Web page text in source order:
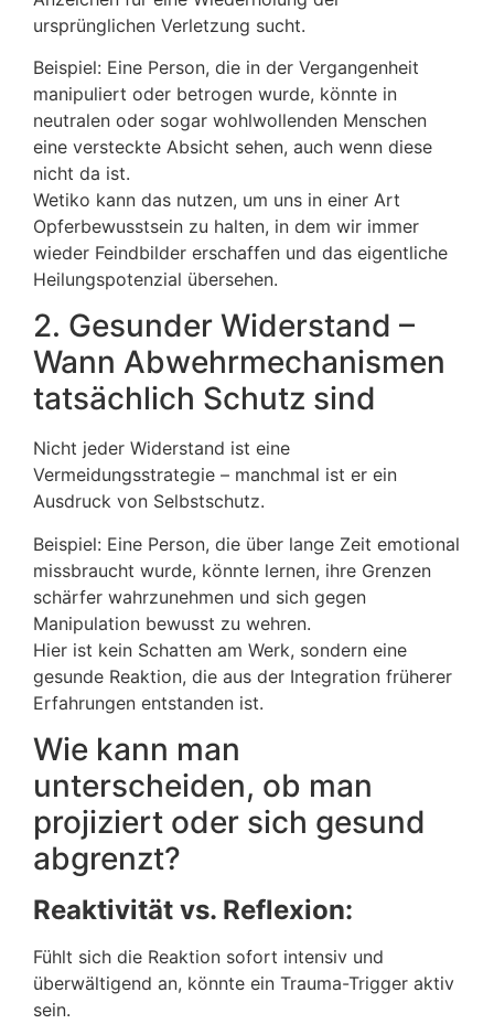
ursprünglichen Verletzung sucht.
Beispiel: Eine Person, die in der Vergangenheit
manipuliert oder betrogen wurde, könnte in
neutralen oder sogar wohlwollenden Menschen
eine versteckte Absicht sehen, auch wenn diese
nicht da ist.
Wetiko kann das nutzen, um uns in einer Art
Opferbewusstsein zu halten, in dem wir immer
wieder Feindbilder erschaffen und das eigentliche
Heilungspotenzial übersehen.
2. Gesunder Widerstand –
Wann Abwehrmechanismen
tatsächlich Schutz sind
Nicht jeder Widerstand ist eine
Vermeidungsstrategie – manchmal ist er ein
Ausdruck von Selbstschutz.
Beispiel: Eine Person, die über lange Zeit emotional
missbraucht wurde, könnte lernen, ihre Grenzen
schärfer wahrzunehmen und sich gegen
Manipulation bewusst zu wehren.
Hier ist kein Schatten am Werk, sondern eine
gesunde Reaktion, die aus der Integration früherer
Erfahrungen entstanden ist.
Wie kann man
unterscheiden, ob man
projiziert oder sich gesund
abgrenzt?
Reaktivität vs. Reflexion:
Fühlt sich die Reaktion sofort intensiv und
überwältigend an, könnte ein Trauma-Trigger aktiv
sein.